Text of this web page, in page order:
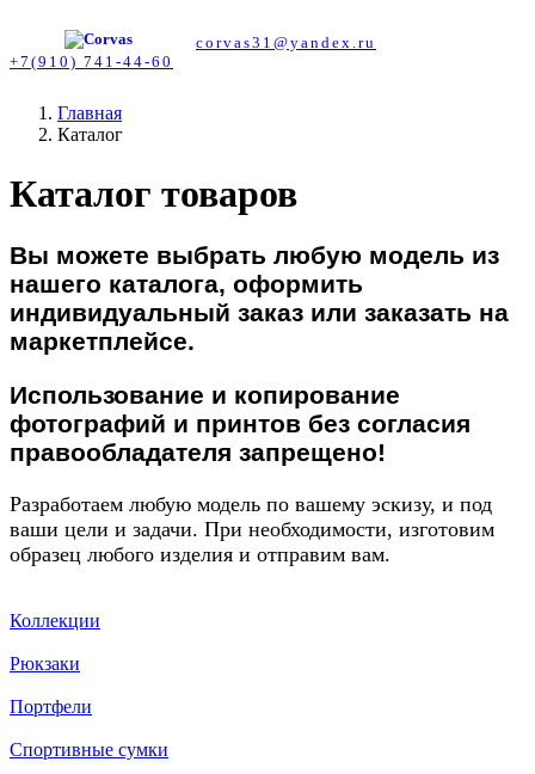
corvas31@yandex.ru
+7(910) 741-44-60
Главная
Каталог
Каталог товаров
Вы можете выбрать любую модель из
нашего каталога, оформить
индивидуальный заказ или заказать на
маркетплейсе.
Использование и копирование
фотографий и принтов без согласия
правообладателя запрещено!
Разработаем любую модель по вашему эскизу, и под
ваши цели и задачи. При необходимости, изготовим
образец любого изделия и отправим вам.
Коллекции
Рюкзаки
Портфели
Спортивные сумки